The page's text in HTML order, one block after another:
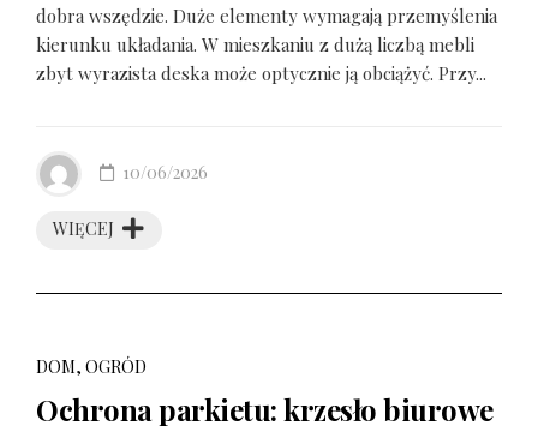
dobra wszędzie. Duże elementy wymagają przemyślenia
kierunku układania. W mieszkaniu z dużą liczbą mebli
zbyt wyrazista deska może optycznie ją obciążyć. Przy...
WIĘCEJ
10/06/2026
DOM, OGRÓD
Ochrona parkietu: krzesło biurowe